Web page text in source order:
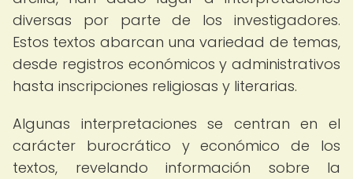
diversas por parte de los investigadores.
Estos textos abarcan una variedad de temas,
desde registros económicos y administrativos
hasta inscripciones religiosas y literarias.
Algunas interpretaciones se centran en el
carácter burocrático y económico de los
textos, revelando información sobre la